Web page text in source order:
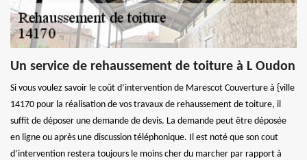
Un service de rehaussement de toiture à L Oudon
Si vous voulez savoir le coût d’intervention de Marescot Couverture à {ville
14170 pour la réalisation de vos travaux de rehaussement de toiture, il
suffit de déposer une demande de devis. La demande peut être déposée
en ligne ou après une discussion téléphonique. Il est noté que son cout
d’intervention restera toujours le moins cher du marcher par rapport à